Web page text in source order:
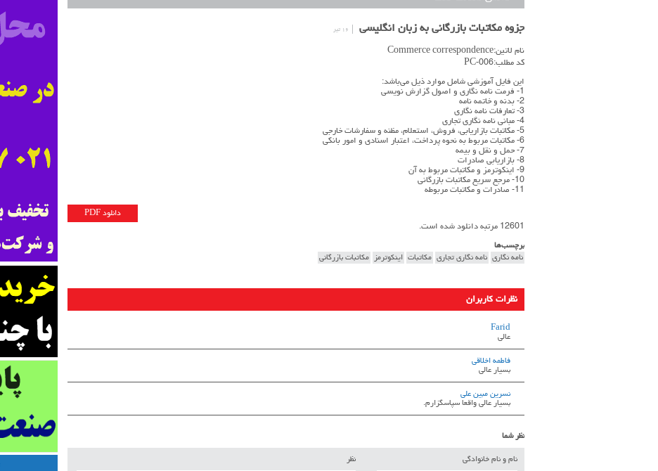
جزوه مکاتبات بازرگانی به زبان انگلیسی ۱۶ تیر
نام لاتین:Commerce correspondence
کد مطلب:PC-006
این فایل آموزشی شامل موارد ذیل می‌باشد:
1- فرمت نامه نگاری و اصول گزارش نویسی
2- بدنه و خاتمه نامه
3- تعارفات نامه نگاری
4- مبانی نامه نگاری تجاری
5- مکاتبات بازاریابی، فروش، استعلام، مظنه و سفارشات خارجی
6- مکاتبات مربوط به نحوه پرداخت، اعتبار اسنادی و امور بانکی
7- حمل و نقل و بیمه
8- بازاریابی صادرات
9- اینکوترمز و مکاتبات مربوط به آن
10- مرجع سریع مکاتبات بازرگانی
11- صادرات و مکاتبات مربوطه
دانلود PDF
12601 مرتبه دانلود شده است.
برچسب‌ها
نامه نگاری نامه نگاری تجاری مکاتبات اینکوترمز مکاتبات بازرگانی
نظرات کاربران
Farid
عالی
فاطمه اخلاقي
بسيار عالي
نسرین مبین علی
بسیار عالی واقعا سپاسگزارم.
نظر شما
نام و نام خانوادگی نظر